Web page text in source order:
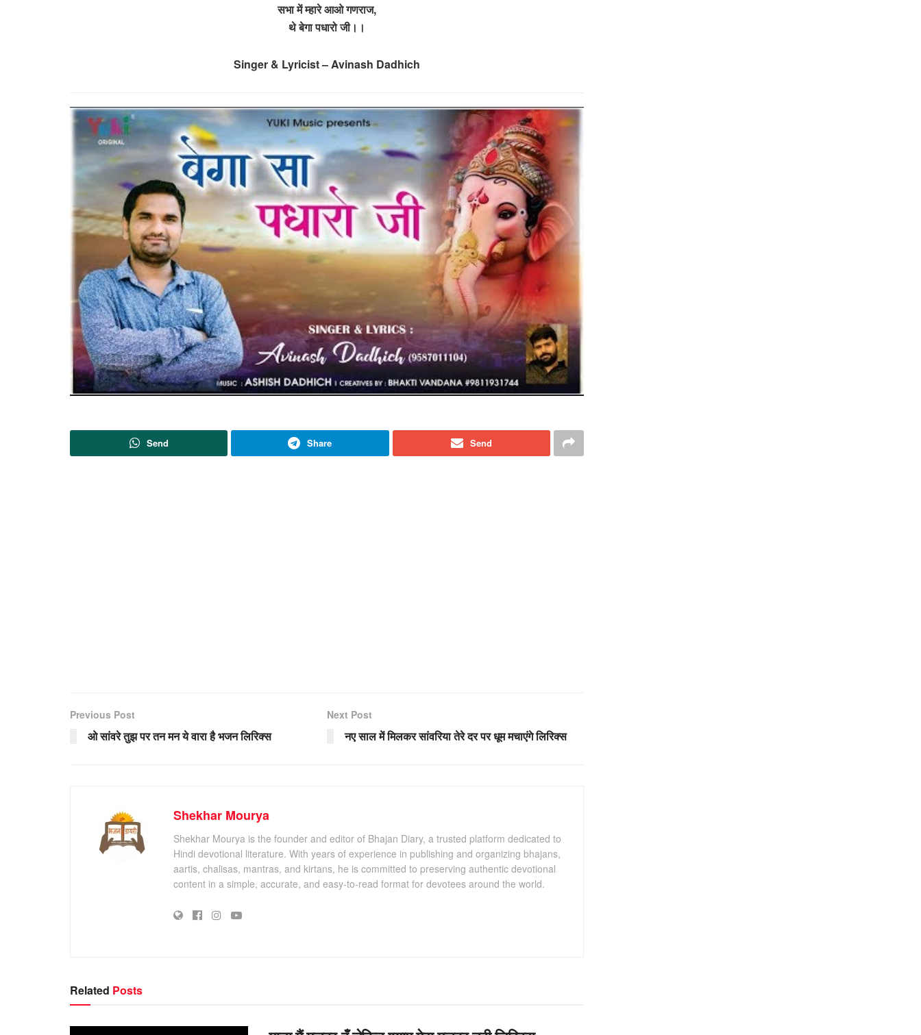
सभा में म्हारे आओ गणराज,
थे बेगा पधारो जी।।
Singer & Lyricist – Avinash Dadhich
Send Share Send
Previous Post
ओ सांवरे तुझ पर तन मन ये वारा है भजन लिरिक्स
Next Post
नए साल में मिलकर सांवरिया तेरे दर पर धूम मचाएंगे लिरिक्स
Shekhar Mourya
Shekhar Mourya is the founder and editor of Bhajan Diary, a trusted platform dedicated to
Hindi devotional literature. With years of experience in publishing and organizing bhajans,
aartis, chalisas, mantras, and kirtans, he is committed to preserving authentic devotional
content in a simple, accurate, and easy-to-read format for devotees around the world.
Related Posts